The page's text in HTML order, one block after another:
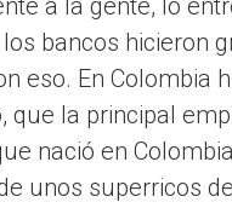
a la gente, lo
bancos hicieron
eso. En Colombia
que la principal
nació en
unos superricos